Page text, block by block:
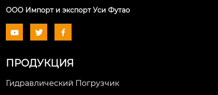
ООО Импорт и экспорт Уси Футао
  
ПРОДУКЦИЯ
Гидравлический Погрузчик